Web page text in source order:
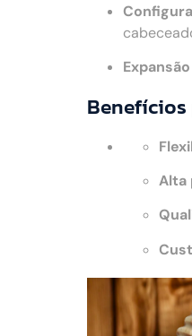
Benefícios
Alta